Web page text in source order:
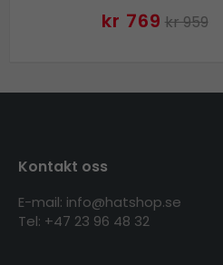
kr 769 kr 959
Kontakt oss
E-mail: info@hatshop.se
Tel: +47 23 96 48 32